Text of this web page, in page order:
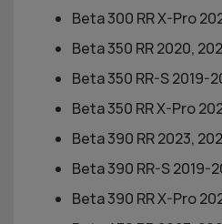
Beta 300 RR X-Pro
Beta 350 RR 2020,
Beta 350 RR-S 2019-
Beta 350 RR X-Pro
Beta 390 RR 2023,
Beta 390 RR-S 2019-
Beta 390 RR X-Pro